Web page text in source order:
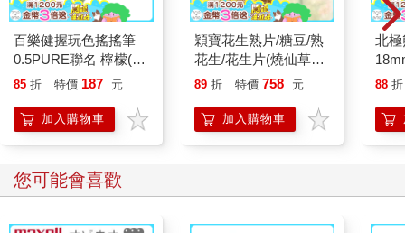
百樂健握玩色搖搖筆
0.5PURE聯名 檸檬(限
量)
85 折 特價 187 元
加入購物車
穎寶花生熟片/糖豆/熟
花生/花生片(燒仙草花
生)-5台斤
89 折 特價 758 元
加入購物車
北
88 折
您可能會喜歡